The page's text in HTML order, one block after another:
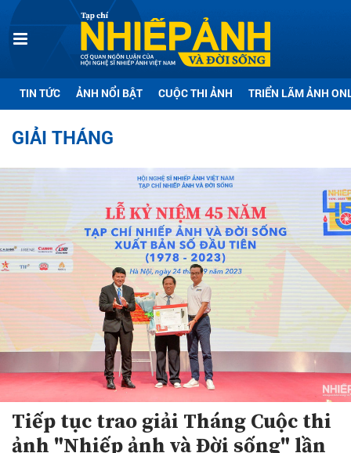
TIN TỨC ẢNH NỔI BẬT CUỘC THI ẢNH TRIỂN LÃM ẢNH
GIẢI THÁNG
Tiếp tục trao giải Tháng Cuộc thi
ảnh "Nhiếp ảnh và Đời sống" lần